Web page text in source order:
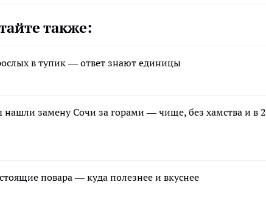
также:
в тупик — ответ знают единицы
замену Сочи за горами — чище, без хамства и в 2
повара — куда полезнее и вкуснее